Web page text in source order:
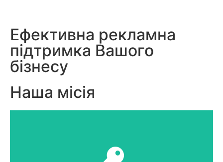
Ефективна рекламна
підтримка Вашого
бізнесу
Наша місія